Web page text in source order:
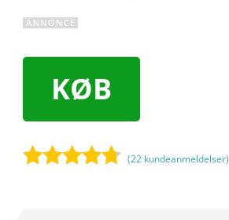
KØB
(22 kundeanmeldelser)